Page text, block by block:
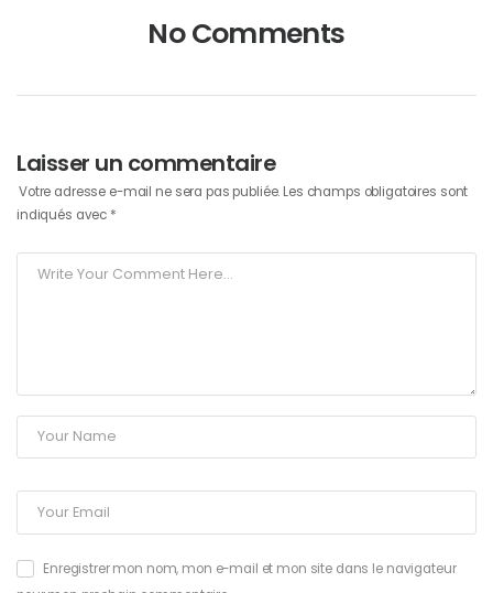
No Comments
Laisser un commentaire
Votre adresse e-mail ne sera pas publiée. Les champs obligatoires sont
indiqués avec *
Enregistrer mon nom, mon e-mail et mon site dans le navigateur